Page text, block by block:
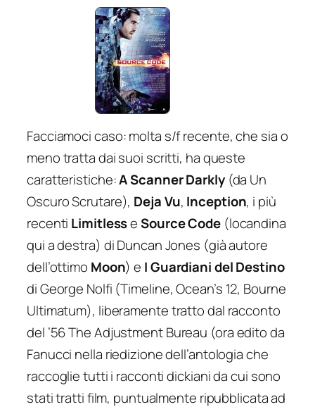
Facciamoci caso: molta s/f recente, che sia o
meno tratta dai suoi scritti, ha queste
caratteristiche:A Scanner Darkly(da Un
Oscuro Scrutare), Deja Vu, Inception, i più
recenti LimitlesseSource Code(locandina
qui a destra) di Duncan Jones (già autore
dell’ottimo Moon) e I Guardiani del Destino
di George Nolfi (Timeline, Ocean’s 12, Bourne
Ultimatum), liberamente tratto dal racconto
del ’56 TheAdjustment Bureau (ora edito da
Fanucci nella riedizione dell’antologia che
raccoglie tutti i racconti dickiani da cui sono
stati tratti film, puntualmente ripubblicata ad